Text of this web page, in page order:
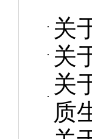
关
关
关
质